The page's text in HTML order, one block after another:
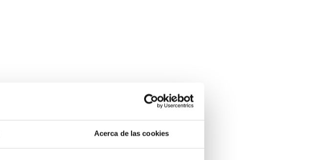
Acerca de las cookies
Año